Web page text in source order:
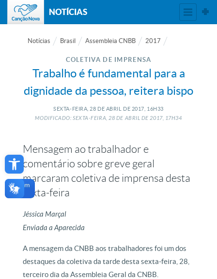
Open toolbar
NOTÍCIAS
Notícias Brasil Assembleia CNBB 2017
COLETIVA DE IMPRENSA
Trabalho é fundamental para a
dignidade da pessoa, reitera bispo
SEXTA-FEIRA, 28 DE ABRIL DE 2017, 16H33
MODIFICADO: SEXTA-FEIRA, 28 DE ABRIL DE2017, 17H34
Mensagem ao trabalhador e
comentário sobre greve geral
marcaram coletiva de imprensa desta
sexta-feira
Jéssica Marçal
Enviada a Aparecida
A mensagem da CNBB aos trabalhadores foi um dos
destaques da coletiva da tarde desta sexta-feira, 28,
terceiro dia da Assembleia Geral da CNBB.